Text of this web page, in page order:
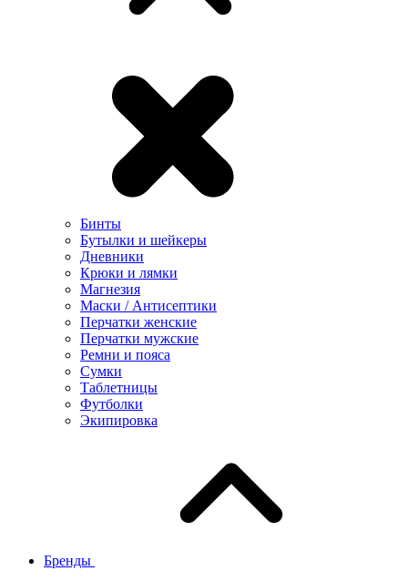
Бинты
Бутылки и шейкеры
Дневники
Крюки и лямки
Магнезия
Маски / Антисептики
Перчатки женские
Перчатки мужские
Ремни и пояса
Сумки
Таблетницы
Футболки
Экипировка
Бренды